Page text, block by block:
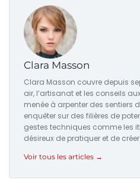
Clara Masson
Clara Masson couvre depuis
air, l’artisanat et les conseils
menée à arpenter des sentiers
enquêter sur des filières de
gestes techniques comme les
désireux de pratiquer et de
Voir tous les articles →